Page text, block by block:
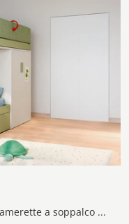
Arreda stanzette moderne con le Camerette a soppalco Nidi! Il modello Soppalco Scorrevole Skid in melaminico è per bambine.